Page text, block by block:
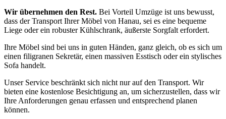
Wir übernehmen den Rest. Bei Vorteil Umzüge ist uns bewusst,
dass der Transport Ihrer Möbel von Hanau, sei es eine bequeme
Liege oder ein robuster Kühlschrank, äußerste Sorgfalt erfordert.
Ihre Möbel sind bei uns in guten Händen, ganz gleich, ob es sich um
einen filigranen Sekretär, einen massiven Esstisch oder ein stylisches
Sofa handelt.
Unser Service beschränkt sich nicht nur auf den Transport. Wir
bieten eine kostenlose Besichtigung an, um sicherzustellen, dass wir
Ihre Anforderungen genau erfassen und entsprechend planen
können.